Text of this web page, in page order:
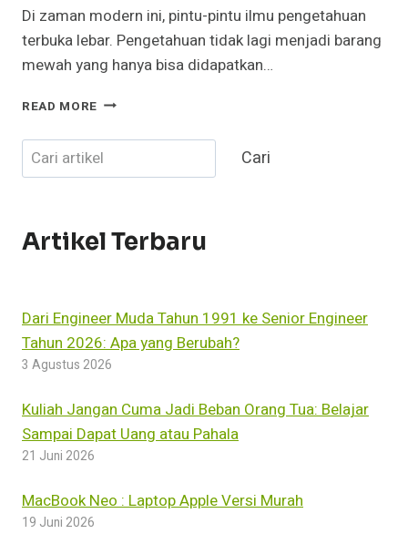
Di zaman modern ini, pintu-pintu ilmu pengetahuan
terbuka lebar. Pengetahuan tidak lagi menjadi barang
mewah yang hanya bisa didapatkan…
READ MORE MENGENAL
ACADEMY
Cari Cari
Artikel Terbaru
Dari Engineer Muda Tahun 1991 ke Senior Engineer
Tahun 2026: Apa yang Berubah?
3 Agustus 2026
Kuliah Jangan Cuma Jadi Beban Orang Tua: Belajar
Sampai Dapat Uang atau Pahala
21 Juni 2026
MacBook Neo : Laptop Apple Versi Murah
19 Juni 2026